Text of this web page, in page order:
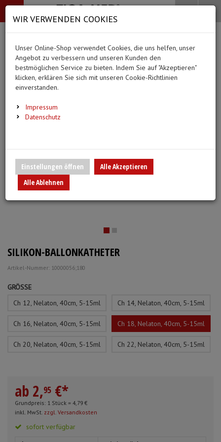
-->
Bekleidung
Alle Kategorien
BEKLEIDUNG
Überschuhe
Hauben
Medizinische Hilfsmittel
Alle Kategorien
MEDIZINISCHE HILFSMITTEL (44
Ergebnisse)
Alle anzeigen
Infusion/Transfusion
Urinbeutel/Beinbeutel
Sauerstoffartikel
Spritzen, Kanülen & Zubehör
Pflege & Alltag
Alle Kategorien
PFLEGE & ALLTAG
Medikation
Urinflaschen &
Alle Kategorien
DIAGNOSTIK &
EKG-Elektroden &
Fieberthermometer
Merkzettel
Ihr Warenkorb ist momentan leer.
Ergebnisse () Fertig
Menü Search
SILIKON-BALLONKATHETER
Artikel-Nummer: 10000056;180
GRÖSSE
Ch 12, Nelaton, 40cm, 5-15ml
Ch 14, Nelaton, 40cm, 5-15ml
Ch 16, Nelaton, 40cm, 5-15ml Ch 18, Nelaton, 40cm, 5-15ml
Ch 20, Nelaton, 40cm, 5-15ml Ch 22, Nelaton, 40cm, 5-15ml
ab 2,95 €*
Grundpreis: 1 Stück = 4,79 €
inkl. MwSt. zzgl. Versandkosten
sofort verfügbar
WIR VERWENDEN COOKIES
Unser Online-Shop verwendet Cookies, die uns helfen, unser
Angebot zu verbessern und unseren Kunden den
bestmöglichen Service zu bieten. Indem Sie auf "Akzeptieren"
klicken, erklären Sie sich mit unseren Cookie-Richtlinien
einverstanden.
Impressum
Datenschutz
Einstellungen öffnen
Alle Akzeptieren
Alle Ablehnen